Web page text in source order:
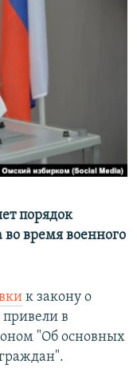
порядок
время военного
к закону о
привели в
"Об основных